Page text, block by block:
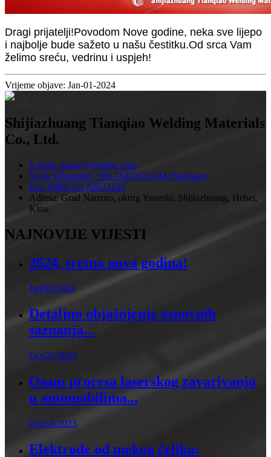
Dragi prijatelji!Povodom Nove godine, neka sve lijepo
i najbolje bude sažeto u našu čestitku.Od srca Vam
želimo sreću, vedrinu i uspjeh!
Vrijeme objave: Jan-01-2024
Shijiazhuang Tianqiao Welding Materials
Co., Ltd.
E-mail: sunny@sjztqhc.com
Tel & Whatsapp: +86-18403311434 (Sunčano)
Fax: 0086 311 82623236
Adresa: Grad Nanzuo, okrug Yuanshi, Shijiazhuang, Hebei,
Kina.
NAJNOVIJE VIJESTI
2024, sretna nova godina!
Jan/01/2024
Detaljno objašnjenje osnovnih
saznanja...
Oct/27/2023
Osam procesa laserskog zavarivanja
u automobilima...
Oct/16/2023
Elektrode od mekog čelika: